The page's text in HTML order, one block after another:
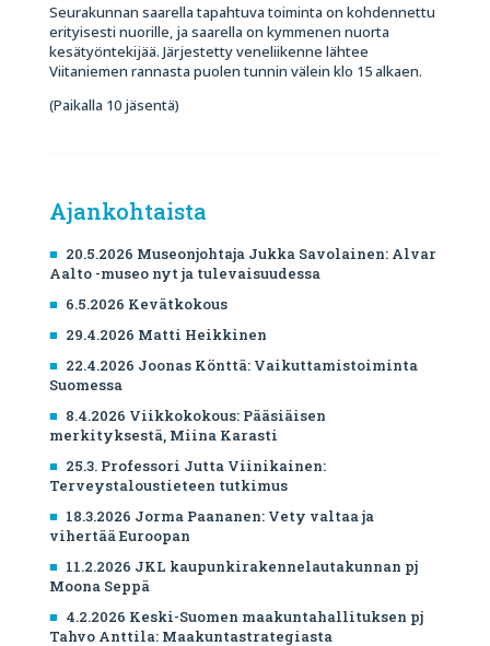
Seurakunnan saarella tapahtuva toiminta on kohdennettu
erityisesti nuorille, ja saarella on kymmenen nuorta
kesätyöntekijää. Järjestetty veneliikenne lähtee
Viitaniemen rannasta puolen tunnin välein klo 15 alkaen.
(Paikalla 10 jäsentä)
Ajankohtaista
20.5.2026 Museonjohtaja Jukka Savolainen: Alvar
Aalto -museo nyt ja tulevaisuudessa
6.5.2026 Kevätkokous
29.4.2026 Matti Heikkinen
22.4.2026 Joonas Könttä: Vaikuttamistoiminta
Suomessa
8.4.2026 Viikkokokous: Pääsiäisen
merkityksestä, Miina Karasti
25.3. Professori Jutta Viinikainen:
Terveystaloustieteen tutkimus
18.3.2026 Jorma Paananen: Vety valtaa ja
vihertää Euroopan
11.2.2026 JKL kaupunkirakennelautakunnan pj
Moona Seppä
4.2.2026 Keski-Suomen maakuntahallituksen pj
Tahvo Anttila: Maakuntastrategiasta